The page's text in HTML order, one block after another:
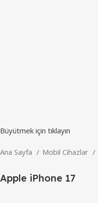
Büyütmek için tıklayın
Ana Sayfa Mobil Cihazlar
Apple iPhone 17